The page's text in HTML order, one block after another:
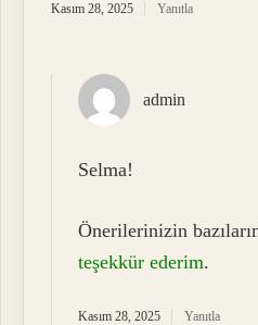
Kasım 28, 2025 Yanıtla
admin
Selma!
Önerilerinizin
teşekkür ederim.
Kasım 28, 2025 Yanıtla